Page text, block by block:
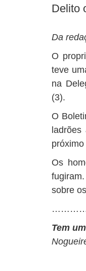
Delito
Da
O
teve
na
(3).
O
Os
sobre
Tem